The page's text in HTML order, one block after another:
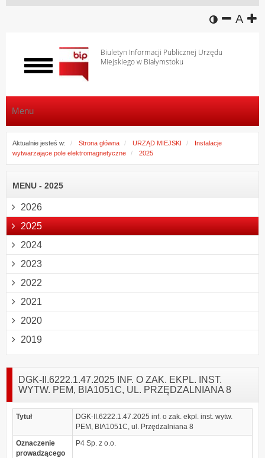
wersja
A
Biuletyn Informacji Publicznej Urzędu
Miejskiego w Białymstoku
Włącz
menu
Menu
Aktualnie jesteś w: Strona główna URZĄD MIEJSKI
Instalacje
wytwarzające pole elektromagnetyczne
2025
MENU - 2025
2026
2025
2024
2023
2022
2021
2020
2019
DGK-II.6222.1.47.2025 INF. O ZAK. EKPL. INST.
WYTW. PEM, BIA1051C, UL. PRZĘDZALNIANA 8
Tytuł
DGK-II.6222.1.47.2025 inf. o zak. ekpl. inst. wytw.
PEM, BIA1051C, ul. Przędzalniana 8
Oznaczenie
prowadzącego
P4 Sp. z o.o.